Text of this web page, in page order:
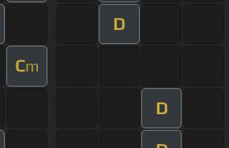
D
Cm
D